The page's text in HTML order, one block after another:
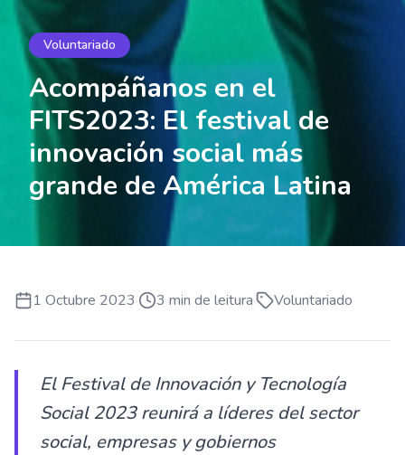
Voluntariado
Acompáñanos en el
FITS2023: El festival de
innovación social más
grande de América Latina
1 Octubre 2023· 3 min de leitura· Voluntariado
El Festival de Innovación y Tecnología
Social 2023 reunirá a líderes del sector
social, empresas y gobiernos